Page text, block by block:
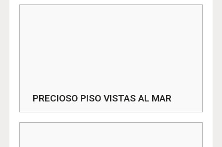
PRECIOSO PISO VISTAS AL MAR